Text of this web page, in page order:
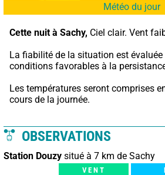
Météo du jour
Cette nuit à Sachy, Ciel clair. Vent
La fiabilité de la situation est évaluée
conditions favorables à la
Les températures seront comprises
cours de la journée.
OBSERVATIONS
Station Douzy situé à 7 km de Sachy
VENT